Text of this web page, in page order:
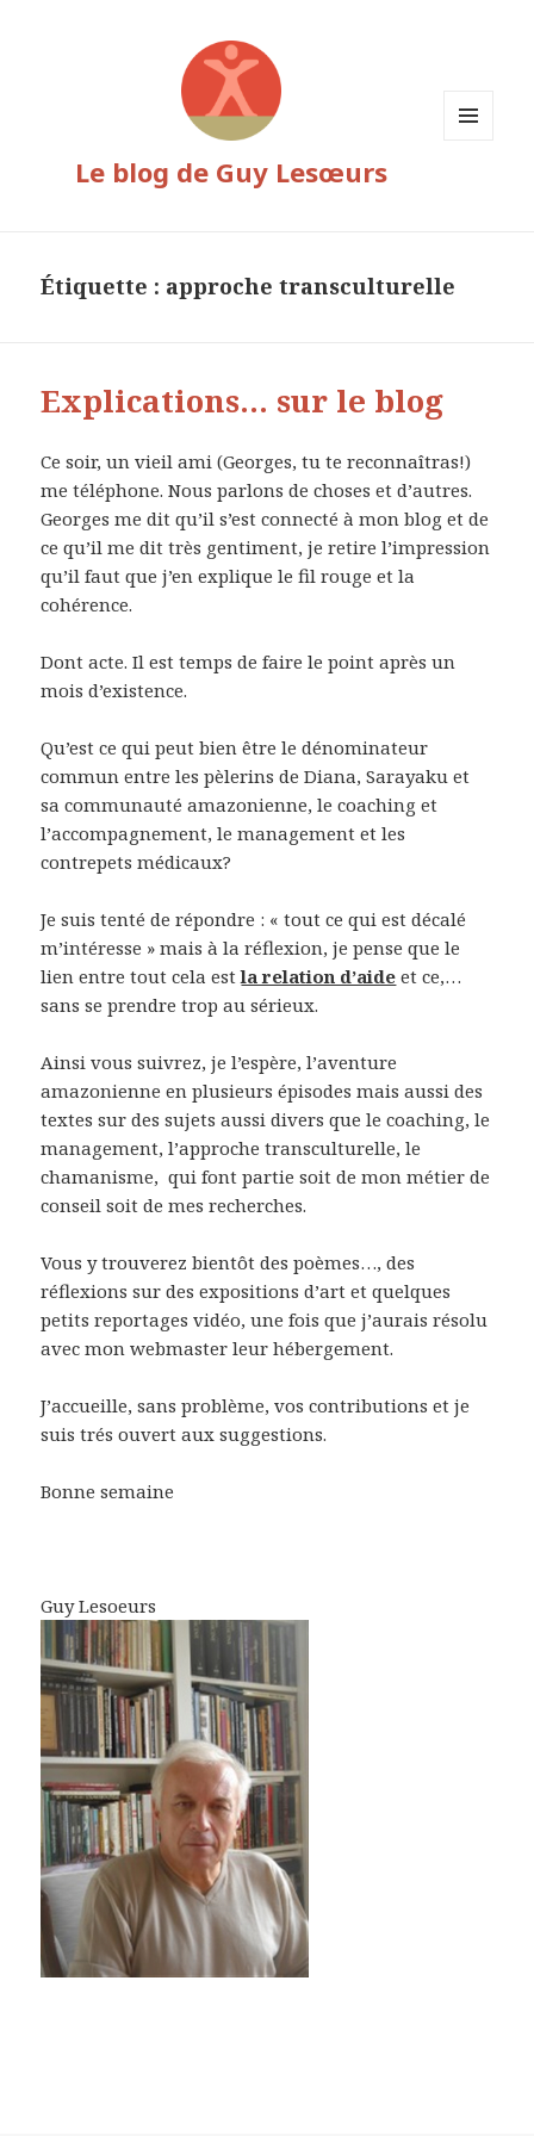
Le blog de Guy Lesœurs
Étiquette : approche transculturelle
Explications… sur le blog
Ce soir, un vieil ami (Georges, tu te reconnaîtras!)
me téléphone. Nous parlons de choses et d’autres.
Georges me dit qu’il s’est connecté à mon blog et de
ce qu’il me dit très gentiment, je retire l’impression
qu’il faut que j’en explique le fil rouge et la
cohérence.
Dont acte. Il est temps de faire le point après un
mois d’existence.
Qu’est ce qui peut bien être le dénominateur
commun entre les pèlerins de Diana, Sarayaku et
sa communauté amazonienne, le coaching et
l’accompagnement, le management et les
contrepets médicaux?
Je suis tenté de répondre : « tout ce qui est décalé
m’intéresse » mais à la réflexion, je pense que le
lien entre tout cela estla relation d’aide et ce,…
sans se prendre trop au sérieux.
Ainsi vous suivrez, je l’espère, l’aventure
amazonienne en plusieurs épisodes mais aussi des
textes sur des sujets aussi divers que le coaching, le
management, l’approche transculturelle, le
chamanisme, qui font partie soit de mon métier de
conseil soit de mes recherches.
Vous y trouverez bientôt des poèmes…, des
réflexions sur des expositions d’art et quelques
petits reportages vidéo, une fois que j’aurais résolu
avec mon webmaster leur hébergement.
J’accueille, sans problème, vos contributions et je
suis trés ouvert aux suggestions.
Bonne semaine
Guy Lesoeurs